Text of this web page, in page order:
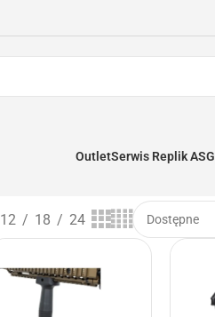
OutletSerwis Replik ASG
12 18 24